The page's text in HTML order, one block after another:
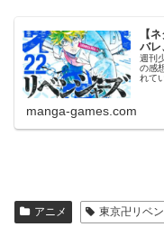
【
バレ
週刊
の感
れて
manga-games.com
アニメ 東京卍リベ